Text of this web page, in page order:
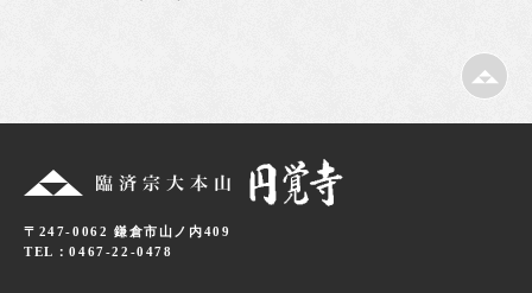
〒247-0062 鎌倉市山ノ内409
TEL：0467-22-0478